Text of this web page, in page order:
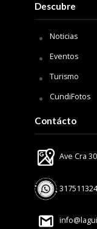
Descubre
Noticias
Eventos
Turismo
CundiFotos
Contácto
Ave Cra